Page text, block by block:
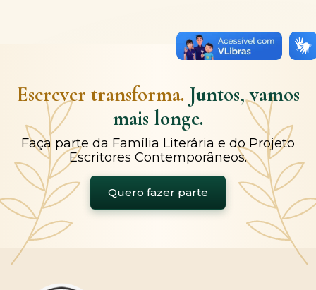
Escrever transforma. Juntos, vamos
mais longe.
Faça parte da Família Literária e do Projeto
Escritores Contemporâneos.
Quero fazer parte